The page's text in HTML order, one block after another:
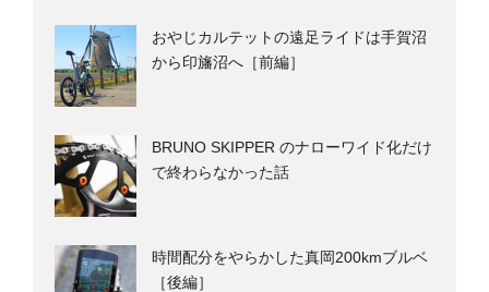
おやじカルテットの遠足ライドは手賀沼
から印旛沼へ［前編］
BRUNO SKIPPER のナローワイド化だけ
で終わらなかった話
時間配分をやらかした真岡200kmブルベ
［後編］